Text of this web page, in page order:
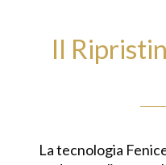
Il
La tecnologia